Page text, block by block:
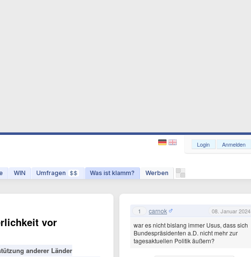
WIN Umfragen $$ Was ist klamm? Werben
Login Anmelden
vor
anderer Länder
1 carnok 08. Januar 2024
war es nicht bislang immer Usus, dass sich
Bundespräsidenten a.D. nicht mehr zur
tagesaktuellen Politik äußern?